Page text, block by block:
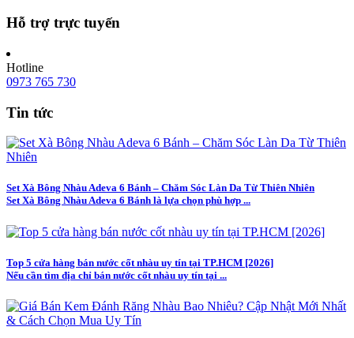
Hỗ trợ trực tuyến
Hotline
0973 765 730
Tin tức
Set Xà Bông Nhàu Adeva 6 Bánh – Chăm Sóc Làn Da Từ Thiên Nhiên
Set Xà Bông Nhàu Adeva 6 Bánh là lựa chọn phù hợp ...
Top 5 cửa hàng bán nước cốt nhàu uy tín tại TP.HCM [2026]
Nếu cần tìm địa chỉ bán nước cốt nhàu uy tín tại ...